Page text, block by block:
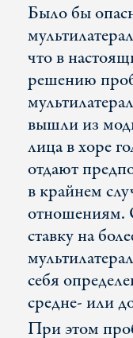
Было бы
что в
решению
вышли из
лица в хоре
отдают
в крайнем
отношениям.
ставку на
себя
средне- или
При этом